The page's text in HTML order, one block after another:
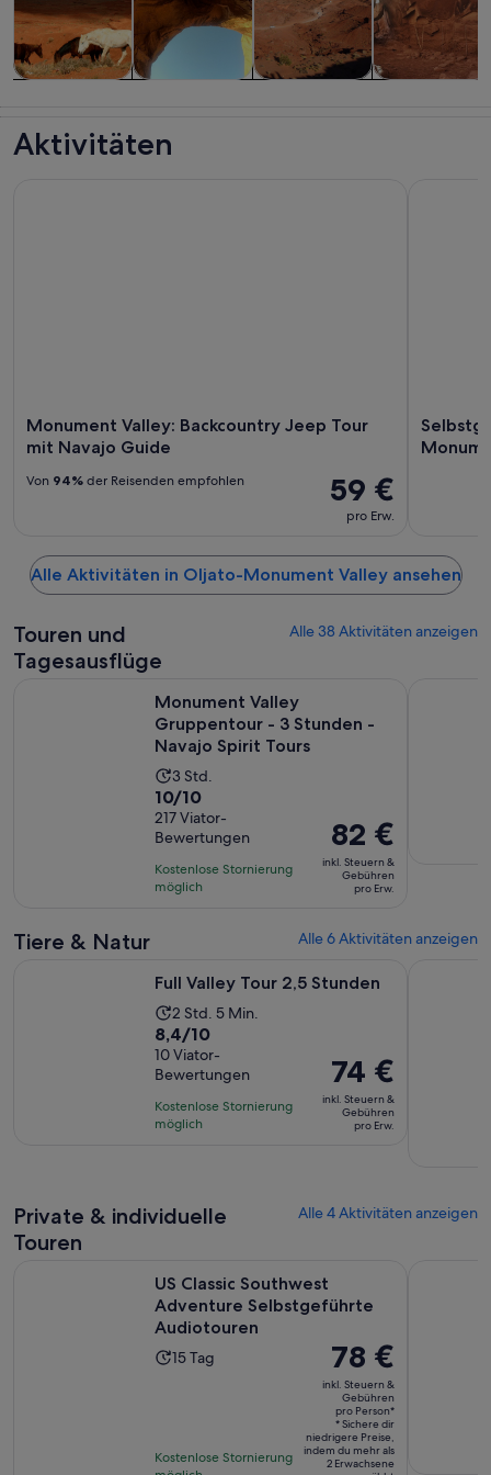
Aktivitäten
Monument Valley: Backcountry Jeep Tour
mit Navajo Guide
59 €
pro Erw.
Von 94% der Reisenden empfohlen
Alle Aktivitäten in Oljato-Monument Valley ansehen
Touren und
Tagesausflüge
Alle 38 Aktivitäten anzeigen
Monument Valley
Gruppentour - 3 Stunden -
Navajo Spirit Tours
Die
Aktivität
dauert
3
Stunden
3 Std.
10.0
von
10,
basierend
auf
10/10
217 Viator-
Bewertungen
Kostenlose Stornierung
möglich
Der
Preis
beträgt
82 €
Erw.
82 €
inkl. Steuern &
Gebühren
pro Erw.
Tiere & Natur Alle 6 Aktivitäten anzeigen
Full Valley Tour 2,5 Stunden
Die
Aktivität
dauert
2
Stunden
und
2 Std. 5 Min.
8.4
von
10,
basierend
auf
8,4/10
10 Viator-
Bewertungen
Kostenlose Stornierung
möglich
Der
Preis
beträgt
74 €
74 €
inkl. Steuern &
Gebühren
pro Erw.
Private & individuelle
Touren
Alle 4 Aktivitäten anzeigen
US Classic Southwest
Adventure Selbstgeführte
Audiotouren
Die
15 Tag
Kostenlose Stornierung
Der
Preis
beträgt
78 €
pro
Person*
78 €
inkl. Steuern &
Gebühren
pro Person*
* Sichere dir
niedrigere Preise,
indem du mehr als
2 Erwachsene